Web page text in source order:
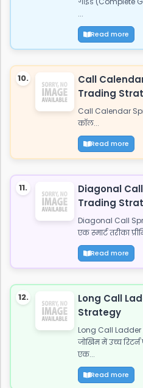
...
Read more
10.
Call
Trading
Call Calendar
कॉल...
Read more
11.
Diagonal
Trading
Diagonal Call
एक स्मार्ट तरीका
Read more
12.
Long Call
Strategy
Long Call
जोखिम में उच्च
एक...
Read more